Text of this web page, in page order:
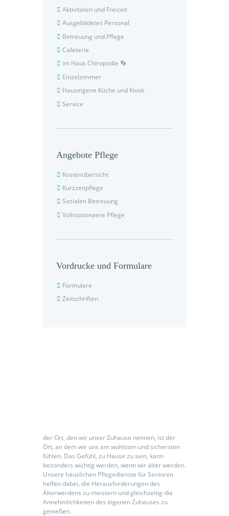
Aktivitäten und Freizeit
Ausgebildetes Personal
Betreuung und Pflege
Cafeteria
im Haus Chiropodie 👣
Einzelzimmer
Hauseigene Küche und Kiosk
Service
Angebote Pflege
Kostenübersicht
Kurzzeitpflege
Sozialen Betreuung
Vollstationaere Pflege
Vordrucke und Formulare
Formulare
Zeitschriften
der Ort, den wir unser Zuhause nennen, ist der
Ort, an dem wir uns am wohlsten und sichersten
fühlen. Das Gefühl, zu Hause zu sein, kann
besonders wichtig werden, wenn wir älter werden.
Unsere häuslichen Pflegedienste für Senioren
helfen dabei, die Herausforderungen des
Älterwerdens zu meistern und gleichzeitig die
Annehmlichkeiten des eigenen Zuhauses zu
genießen.